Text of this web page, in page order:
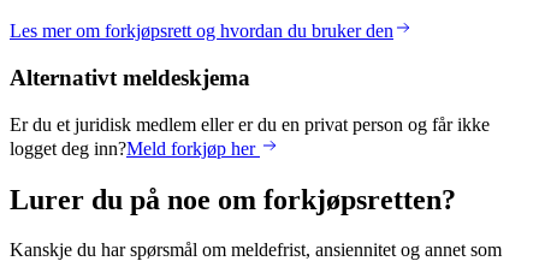
Les mer om forkjøpsrett og hvordan du bruker den
Alternativt meldeskjema
Er du et juridisk medlem eller er du en privat person og får ikke
logget deg inn?Meld forkjøp her
Lurer du på noe om forkjøpsretten?
Kanskje du har spørsmål om meldefrist, ansiennitet og annet som